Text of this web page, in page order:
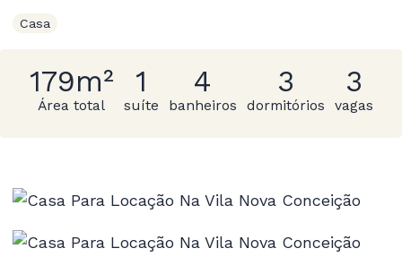
Casa
179m²
Área total
1
suíte
4
banheiros
3
dormitórios
3
vagas